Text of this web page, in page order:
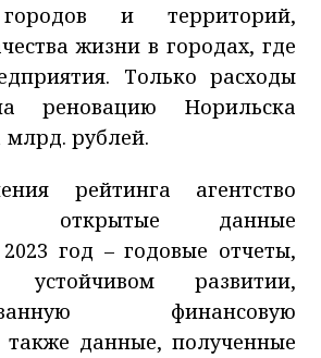
и территорий,
жизни в городах, где
Только расходы
реновацию Норильска
млрд. рублей.
рейтинга агентство
открытые данные
год – годовые отчеты,
развитии,
финансовую
также данные, полученные